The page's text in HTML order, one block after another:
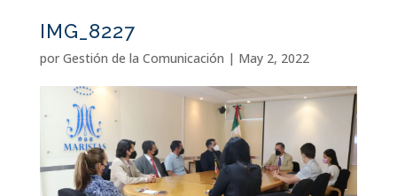
IMG_8227
por Gestión de la Comunicación | May 2, 2022